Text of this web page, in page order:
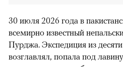
30 июля 2026 года в
всемирно известный
Пурджа. Экспедиция из
возглавлял, попала под